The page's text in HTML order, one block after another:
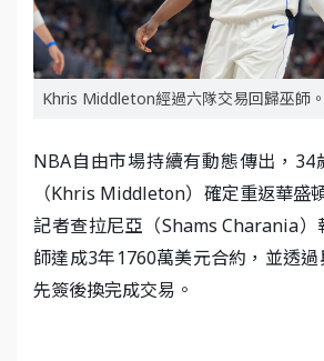
Khris Middleton經過六隊交易回歸巫師
NBA自由市場持續有動態傳出，34
（Khris Middleton）確定重返華盛
記者查拉尼亞（Shams Charania）
師達成3年1760萬美元合約，並透
先簽後換完成交易。